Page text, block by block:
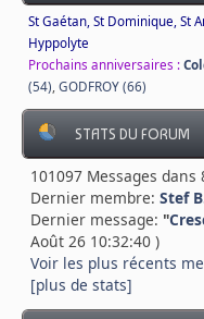
St Gaétan, St Dominique, St
Hyppolyte
Prochains anniversaires :
(54) ,GODFROY (66)
STATS DU FORUM
101097 Messages
Dernier membre: Stef
Dernier message: "
Août 26 10:32:40 )
Voir les plus récents
[plus de stats]